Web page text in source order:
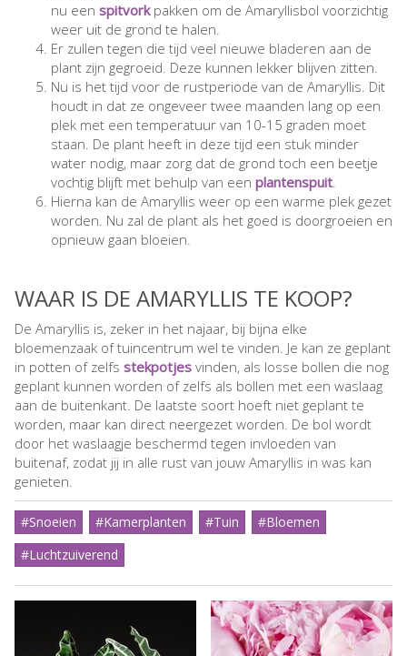
nu een spitvorkpakken om de Amaryllisbol voorzichtig
weer uit de grond te halen.
Er zullen tegen die tijd veel nieuwe bladeren aan de
plant zijn gegroeid. Deze kunnen lekker blijven zitten.
Nu is het tijd voor de rustperiode van de Amaryllis. Dit
houdt in dat ze ongeveer twee maanden lang op een
plek met een temperatuur van 10-15 graden moet
staan. De plant heeft in deze tijd een stuk minder
water nodig, maar zorg dat de grond toch een beetje
vochtig blijft met behulp van een plantenspuit.
Hierna kan de Amaryllis weer op een warme plek gezet
worden. Nu zal de plant als het goed is doorgroeien en
opnieuw gaan bloeien.
WAAR IS DE AMARYLLIS TE KOOP?
De Amaryllis is, zeker in het najaar, bij bijna elke
bloemenzaak of tuincentrum wel te vinden. Je kan ze geplant
in potten of zelfs stekpotjes vinden, als losse bollen die nog
geplant kunnen worden of zelfs als bollen met een waslaag
aan de buitenkant. De laatste soort hoeft niet geplant te
worden, maar kan direct neergezet worden. De bol wordt
door het waslaagje beschermd tegen invloeden van
buitenaf, zodat jij in alle rust van jouw Amaryllis in was kan
genieten.
#Snoeien #Kamerplanten #Tuin
#Bloemen
#Luchtzuiverend